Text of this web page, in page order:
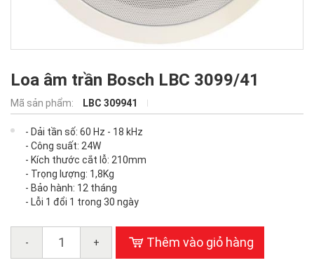
Loa âm trần Bosch LBC 3099/41
Mã sản phẩm: LBC 309941
- Dải tần số: 60 Hz - 18 kHz
- Công suất: 24W
- Kích thước cắt lỗ: 210mm
- Trọng lượng: 1,8Kg
- Bảo hành: 12 tháng
- Lỗi 1 đổi 1 trong 30 ngày
- + Thêm vào giỏ hàng